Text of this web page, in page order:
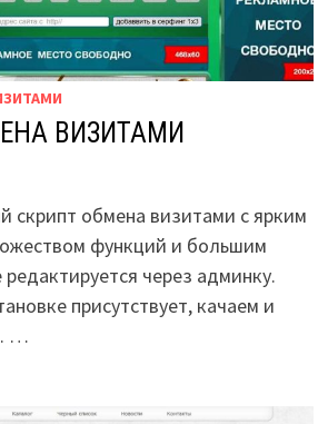
ВИЗИТАМИ
скрипт обмена визитами с ярким
функций и большим
через админку.
присутствует, качаем и
…